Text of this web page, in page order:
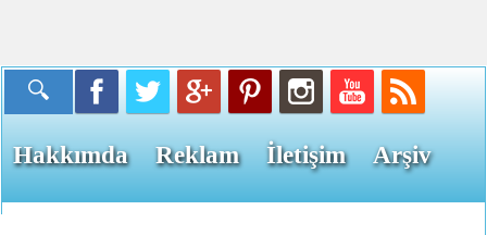
Hakkımda Reklam İletişim Arşiv